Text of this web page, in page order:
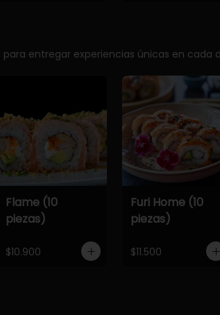
entregar experiencias únicas en cada
Flame (10
piezas)
$10.900
Furi Home (10
piezas)
$11.500